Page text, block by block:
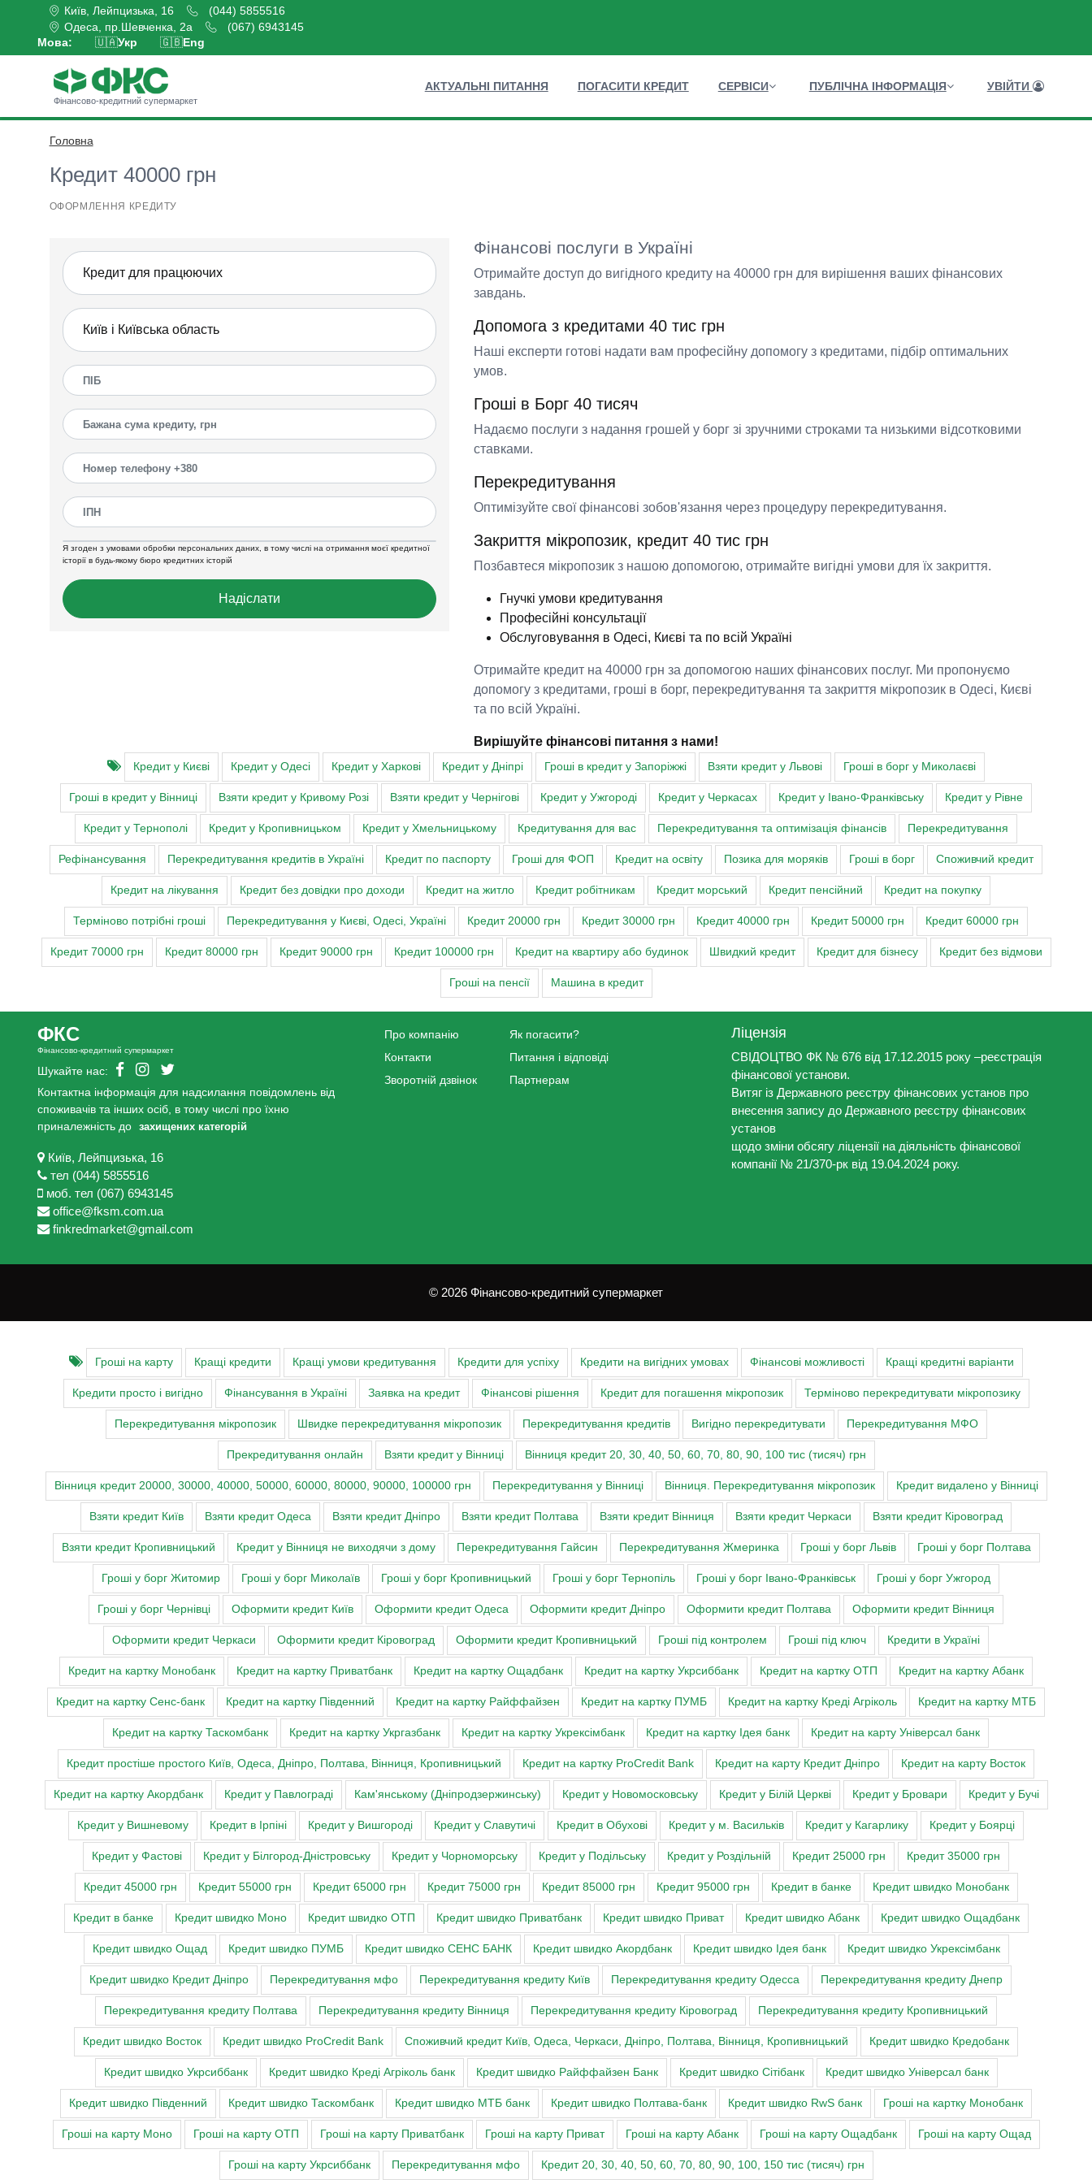
Київ, Лейпцизька, 16
(044) 5855516
Одеса, пр.Шевченка, 2а
(067) 6943145
Мова: 🇺🇦Укр 🇬🇧Eng
Фінансово-кредитний супермаркет
АКТУАЛЬНІ ПИТАННЯ ПОГАСИТИ КРЕДИТ СЕРВІСИ ПУБЛІЧНА ІНФОРМАЦІЯ УВІЙТИ
Головна
Кредит 40000 грн
ОФОРМЛЕННЯ КРЕДИТУ
Я згоден з умовами обробки персональних даних, в тому числі на отримання моєї кредитної
історії в будь-якому бюро кредитних історій
Надіслати
Фінансові послуги в Україні
Отримайте доступ до вигідного кредиту на 40000 грн для вирішення ваших фінансових
завдань.
Допомога з кредитами 40 тис грн
Наші експерти готові надати вам професійну допомогу з кредитами, підбір оптимальних
умов.
Гроші в Борг 40 тисяч
Надаємо послуги з надання грошей у борг зі зручними строками та низькими відсотковими
ставками.
Перекредитування
Оптимізуйте свої фінансові зобов'язання через процедуру перекредитування.
Закриття мікропозик, кредит 40 тис грн
Позбавтеся мікропозик з нашою допомогою, отримайте вигідні умови для їх закриття.
Гнучкі умови кредитування
Професійні консультації
Обслуговування в Одесі, Києві та по всій Україні
Отримайте кредит на 40000 грн за допомогою наших фінансових послуг. Ми пропонуємо
допомогу з кредитами, гроші в борг, перекредитування та закриття мікропозик в Одесі, Києві
та по всій Україні.
Вирішуйте фінансові питання з нами!
Кредит у Києві Кредит у Одесі Кредит у Харкові Кредит у Дніпрі Гроші в кредит у Запоріжжі Взяти кредит у Львові Гроші в борг у Миколаєві
Гроші в кредит у Вінниці Взяти кредит у Кривому Розі Взяти кредит у Чернігові Кредит у Ужгороді Кредит у Черкасах Кредит у Івано-Франківську Кредит у Рівне
Кредит у Тернополі Кредит у Кропивницьком Кредит у Хмельницькому Кредитування для вас Перекредитування та оптимізація фінансів Перекредитування
Рефінансування Перекредитування кредитів в Україні Кредит по паспорту Гроші для ФОП Кредит на освіту Позика для моряків Гроші в борг Споживчий кредит
Кредит на лікування Кредит без довідки про доходи Кредит на житло Кредит робітникам Кредит морський Кредит пенсійний Кредит на покупку
Терміново потрібні гроші Перекредитування у Києві, Одесі, Україні Кредит 20000 грн Кредит 30000 грн Кредит 40000 грн Кредит 50000 грн Кредит 60000 грн
Кредит 70000 грн Кредит 80000 грн Кредит 90000 грн Кредит 100000 грн Кредит на квартиру або будинок Швидкий кредит Кредит для бізнесу Кредит без відмови
Гроші на пенсії Машина в кредит
ФКС
Фінансово-кредитний супермаркет
Шукайте нас:
Контактна інформація для надсилання повідомлень від
споживачів та інших осіб, в тому числі про їхню
приналежність до
захищених категорій
Київ, Лейпцизька, 16
тел (044) 5855516
моб. тел (067) 6943145
office@fksm.com.ua
finkredmarket@gmail.com
Про компанію
Контакти
Зворотній дзвінок
Як погасити?
Питання і відповіді
Партнерам
Ліцензія
СВІДОЦТВО ФК № 676 від 17.12.2015 року –реєстрація
фінансової установи.
Витяг із Державного реєстру фінансових установ про
внесення запису до Державного реєстру фінансових
установ
щодо зміни обсягу ліцензії на діяльність фінансової
компанії № 21/370-рк від 19.04.2024 року.
© 2026 Фінансово-кредитний супермаркет
Гроші на карту Кращі кредити Кращі умови кредитування Кредити для успіху Кредити на вигідних умовах Фінансові можливості Кращі кредитні варіанти
Кредити просто і вигідно Фінансування в Україні Заявка на кредит Фінансові рішення Кредит для погашення мікропозик Терміново перекредитувати мікропозику
Перекредитування мікропозик Швидке перекредитування мікропозик Перекредитування кредитів Вигідно перекредитувати Перекредитування МФО
Прекредитування онлайн Взяти кредит у Вінниці Вінниця кредит 20, 30, 40, 50, 60, 70, 80, 90, 100 тис (тисяч) грн
Вінниця кредит 20000, 30000, 40000, 50000, 60000, 80000, 90000, 100000 грн Перекредитування у Вінниці Вінниця. Перекредитування мікропозик Кредит видалено у Вінниці
Взяти кредит Київ Взяти кредит Одеса Взяти кредит Дніпро Взяти кредит Полтава Взяти кредит Вінниця Взяти кредит Черкаси Взяти кредит Кіровоград
Взяти кредит Кропивницький Кредит у Вінниця не виходячи з дому Перекредитування Гайсин Перекредитування Жмеринка Гроші у борг Львів Гроші у борг Полтава
Гроші у борг Житомир Гроші у борг Миколаїв Гроші у борг Кропивницький Гроші у борг Тернопіль Гроші у борг Івано-Франківськ Гроші у борг Ужгород
Гроші у борг Чернівці Оформити кредит Київ Оформити кредит Одеса Оформити кредит Дніпро Оформити кредит Полтава Оформити кредит Вінниця
Оформити кредит Черкаси Оформити кредит Кіровоград Оформити кредит Кропивницький Гроші під контролем Гроші під ключ Кредити в Україні
Кредит на картку Монобанк Кредит на картку Приватбанк Кредит на картку Ощадбанк Кредит на картку Укрсиббанк Кредит на картку ОТП Кредит на картку Абанк
Кредит на картку Сенс-банк Кредит на картку Південний Кредит на картку Райффайзен Кредит на картку ПУМБ Кредит на картку Креді Агріколь Кредит на картку МТБ
Кредит на картку Таскомбанк Кредит на картку Укргазбанк Кредит на картку Укрексімбанк Кредит на картку Ідея банк Кредит на карту Універсал банк
Кредит простіше простого Київ, Одеса, Дніпро, Полтава, Вінниця, Кропивницький Кредит на картку ProCredit Bank Кредит на карту Кредит Дніпро Кредит на карту Восток
Кредит на картку Акордбанк Кредит у Павлограді Кам'янському (Дніпродзержинську) Кредит у Новомосковську Кредит у Білій Церкві Кредит у Бровари Кредит у Бучі
Кредит у Вишневому Кредит в Ірпіні Кредит у Вишгороді Кредит у Славутичі Кредит в Обухові Кредит у м. Васильків Кредит у Кагарлику Кредит у Боярці
Кредит у Фастові Кредит у Білгород-Дністровську Кредит у Чорноморську Кредит у Подільську Кредит у Роздільній Кредит 25000 грн Кредит 35000 грн
Кредит 45000 грн Кредит 55000 грн Кредит 65000 грн Кредит 75000 грн Кредит 85000 грн Кредит 95000 грн Кредит в банке Кредит швидко Монобанк
Кредит в банке Кредит швидко Моно Кредит швидко ОТП Кредит швидко Приватбанк Кредит швидко Приват Кредит швидко Абанк Кредит швидко Ощадбанк
Кредит швидко Ощад Кредит швидко ПУМБ Кредит швидко СЕНС БАНК Кредит швидко Акордбанк Кредит швидко Ідея банк Кредит швидко Укрексімбанк
Кредит швидко Кредит Дніпро Перекредитування мфо Перекредитування кредиту Київ Перекредитування кредиту Одесса Перекредитування кредиту Днепр
Перекредитування кредиту Полтава Перекредитування кредиту Вінниця Перекредитування кредиту Кіровоград Перекредитування кредиту Кропивницький
Кредит швидко Восток Кредит швидко ProCredit Bank Cпоживчий кредит Київ, Одеса, Черкаси, Дніпро, Полтава, Вінниця, Кропивницький Кредит швидко Кредобанк
Кредит швидко Укрсиббанк Кредит швидко Креді Агріколь банк Кредит швидко Райффайзен Банк Кредит швидко Сітібанк Кредит швидко Універсал банк
Кредит швидко Південний Кредит швидко Таскомбанк Кредит швидко МТБ банк Кредит швидко Полтава-банк Кредит швидко RwS банк Гроші на картку Монобанк
Гроші на карту Моно Гроші на карту ОТП Гроші на карту Приватбанк Гроші на карту Приват Гроші на карту Абанк Гроші на карту Ощадбанк Гроші на карту Ощад
Гроші на карту Укрсиббанк Перекредитування мфо Кредит 20, 30, 40, 50, 60, 70, 80, 90, 100, 150 тис (тисяч) грн